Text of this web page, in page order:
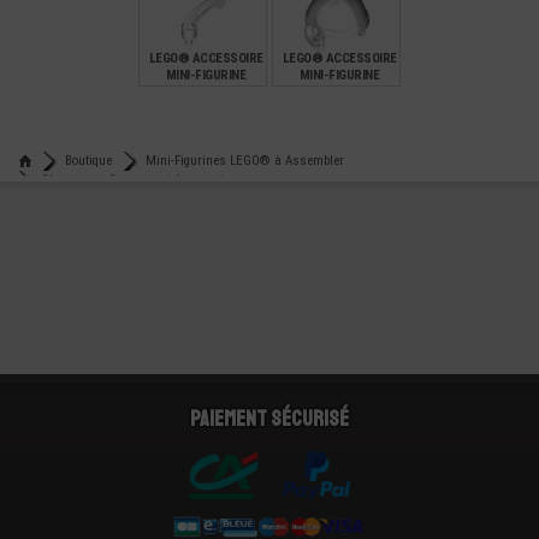
LEGO® ACCESSOIRE
MINI-FIGURINE
LEGO® ACCESSOIRE
MINI-FIGURINE
Boutique
Mini-Figurines LEGO® à Assembler
Chapeaux - Casques et Accessoires
Paiement sécurisé